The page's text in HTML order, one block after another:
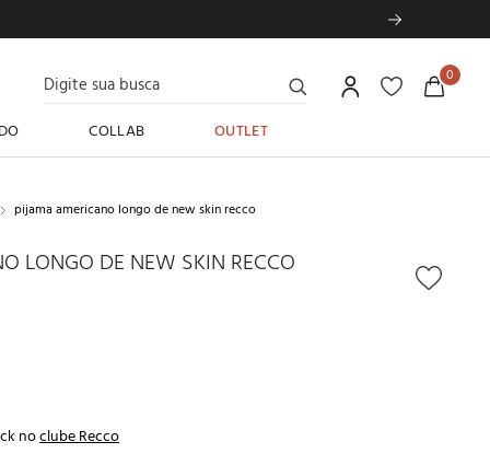
Digite sua busca 0
COLLAB OUTLET
pijama americano longo de new skin recco
LONGO DE NEW SKIN RECCO
noclube Recco